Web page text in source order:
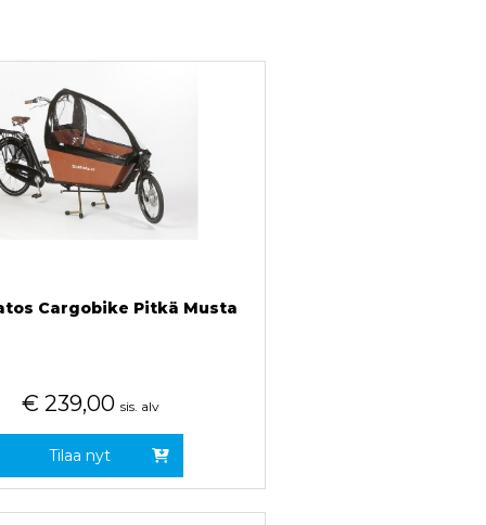
Cargobike Pitkä Musta
€ 239,00 sis. alv
Tilaa nyt